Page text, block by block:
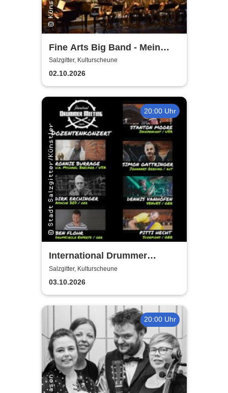
Fine Arts Big Band - Mein
amerikanischer Traum - True
Stories
Salzgitter, Kulturscheune
02.10.2026
20:00 Uhr
International Drummer
Meeting Konzert |
Kulturscheune
Salzgitter, Kulturscheune
03.10.2026
20:00 Uhr